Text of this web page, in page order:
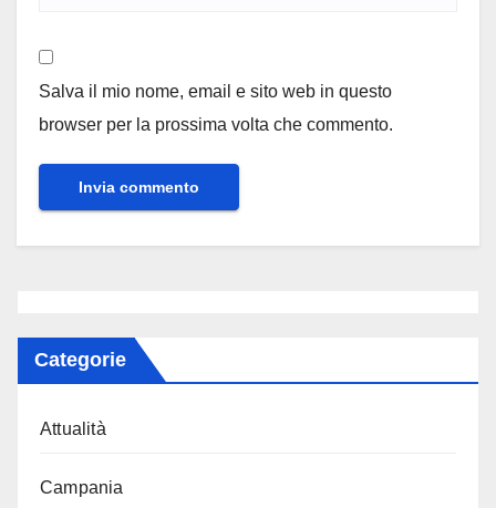
Salva il mio nome, email e sito web in questo
browser per la prossima volta che commento.
Categorie
Attualità
Campania